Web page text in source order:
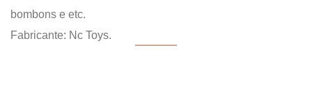
bombons e etc.
Fabricante: Nc Toys.